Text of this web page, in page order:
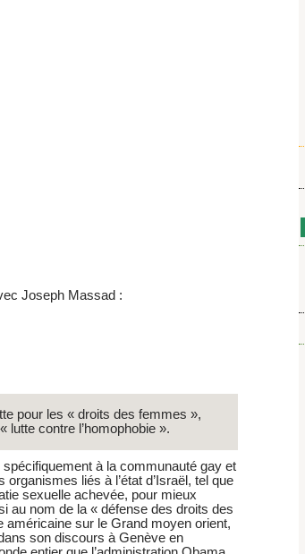
Joseph Massad :
pour les « droits des femmes »,
lutte contre l’homophobie ».
à la communauté gay et
liés à l’état d’Israël, tel que
sexuelle achevée, pour mieux
au nom de la « défense des droits des
américaine sur le Grand moyen orient,
son discours à Genève en